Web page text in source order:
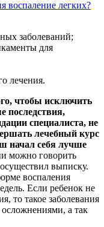
воспаление легких?
заболеваний;
для
лечения.
чтобы исключить
последствия,
специалиста, не
лечебный курс
начал себя лучше
можно говорить
выписку.
воспаления
Если ребенок не
то такое заболевания
осложнениями, а так